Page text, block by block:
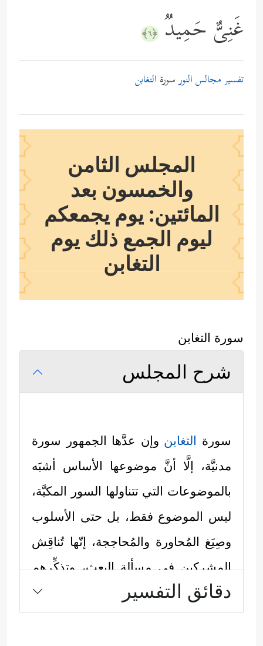
غَنِیٌّ حَمِیدࣱ ﴿٦﴾
تفسير مجالس النورسورة التغابن
المجلس الثامن
والخمسون بعد
المائتين: يوم يجمعكم
ليوم الجمع ذلك يوم
التغابن
سورة التغابن
شرح المجلس
سورة التغابن وإن عدَّها الجمهور سورة
مدنيَّة، إلَّا أنَّ موضوعها الأساس أشبَه
بالموضوعات التي تتناولها السور المكيَّة،
ليس الموضوع فقط، بل حتى الأسلوب
وصِيَغ المُحاورة والمُحاججة، إنّها تُناقِش
المشركين في مسألة البعث، وتذكِّرهم
بما أصاب أسلافهم، وما ينتظرهم من
حسابٍ وعقابٍ.
دقائق التفسير